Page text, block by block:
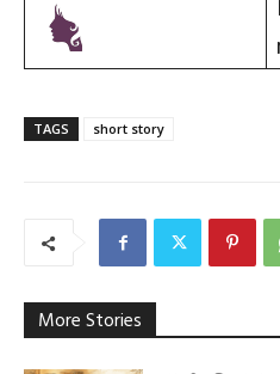
TAGS short story
More Stories